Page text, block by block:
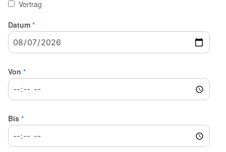
Vortrag
Datum *
Von *
Bis *